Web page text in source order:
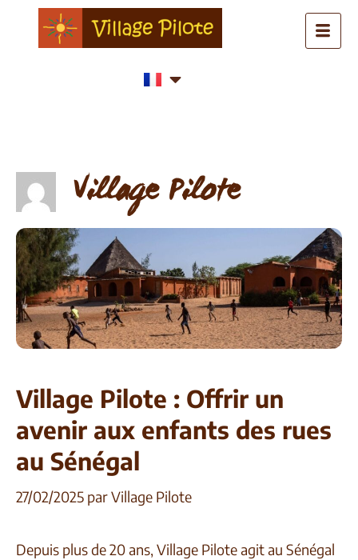
Village Pilote
Village Pilote : Offrir un
avenir aux enfants des rues
au Sénégal
27/02/2025 parVillage Pilote
Depuis plus de 20 ans, Village Pilote agit au Sénégal